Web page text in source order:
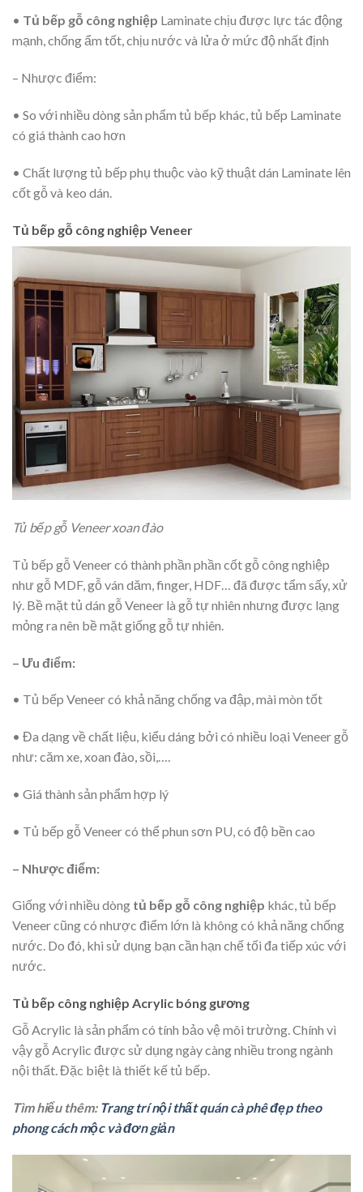
• Tủ bếp gỗ công nghiệp Laminate chịu được lực tác động
mạnh, chống ẩm tốt, chịu nước và lửa ở mức độ nhất định
– Nhược điểm:
• So với nhiều dòng sản phẩm tủ bếp khác, tủ bếp Laminate
có giá thành cao hơn
• Chất lượng tủ bếp phụ thuộc vào kỹ thuật dán Laminate lên
cốt gỗ và keo dán.
Tủ bếp gỗ công nghiệp Veneer
Tủ bếp gỗ Veneer xoan đào
Tủ bếp gỗ Veneer có thành phần phần cốt gỗ công nghiệp
như gỗ MDF, gỗ ván dăm, finger, HDF… đã được tẩm sấy, xử
lý. Bề mặt tủ dán gỗ Veneer là gỗ tự nhiên nhưng được lạng
mỏng ra nên bề mặt giống gỗ tự nhiên.
– Ưu điểm:
• Tủ bếp Veneer có khả năng chống va đập, mài mòn tốt
• Đa dạng về chất liệu, kiểu dáng bởi có nhiều loại Veneer gỗ
như: căm xe, xoan đào, sồi,….
• Giá thành sản phẩm hợp lý
• Tủ bếp gỗ Veneer có thể phun sơn PU, có độ bền cao
– Nhược điểm:
Giống với nhiều dòng tủ bếp gỗ công nghiệp khác, tủ bếp
Veneer cũng có nhược điểm lớn là không có khả năng chống
nước. Do đó, khi sử dụng bạn cần hạn chế tối đa tiếp xúc với
nước.
Tủ bếp công nghiệp Acrylic bóng gương
Gỗ Acrylic là sản phẩm có tính bảo vệ môi trường. Chính vì
vậy gỗ Acrylic được sử dụng ngày càng nhiều trong ngành
nội thất. Đặc biệt là thiết kế tủ bếp.
Tìm hiểu thêm: Trang trí nội thất quán cà phê đẹp theo
phong cách mộc và đơn giản